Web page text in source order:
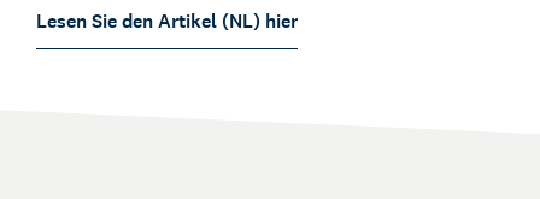
Lesen Sie den Artikel (NL) hier